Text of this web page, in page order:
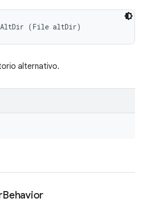
(File altDir)
alternativo.
Behavior